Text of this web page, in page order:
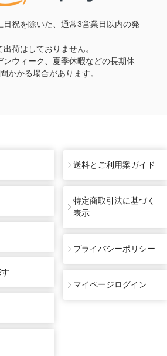
日祝を除いた、通常3営業日以内の発
荷はしておりません。
ンウィーク、夏季休暇などの長期休
かかる場合があります。
送料とご利用案ガイド
特定商取引法に基づく
表示
プライバシーポリシー
マイページログイン